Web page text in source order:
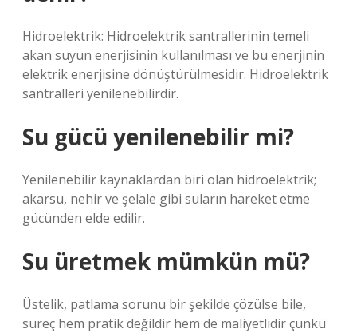
Hidroelektrik: Hidroelektrik santrallerinin temeli
akan suyun enerjisinin kullanılması ve bu enerjinin
elektrik enerjisine dönüştürülmesidir. Hidroelektrik
santralleri yenilenebilirdir.
Su gücü yenilenebilir mi?
Yenilenebilir kaynaklardan biri olan hidroelektrik;
akarsu, nehir ve şelale gibi suların hareket etme
gücünden elde edilir.
Su üretmek mümkün mü?
Üstelik, patlama sorunu bir şekilde çözülse bile,
süreç hem pratik değildir hem de maliyetlidir çünkü